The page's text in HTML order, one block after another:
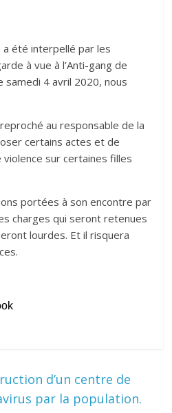
a été interpellé par les
à vue à l’Anti-gang de
samedi 4 avril 2020, nous
au responsable de la
certains actes et de
sur certaines filles
portées à son encontre par
charges qui seront retenues
lourdes. Et il risquera
d’un centre de
par la population.